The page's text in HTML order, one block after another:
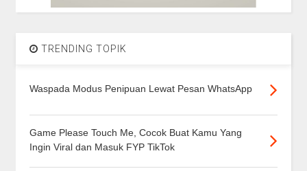
TRENDING TOPIK
Waspada Modus Penipuan Lewat Pesan WhatsApp
Game Please Touch Me, Cocok Buat Kamu Yang
Ingin Viral dan Masuk FYP TikTok